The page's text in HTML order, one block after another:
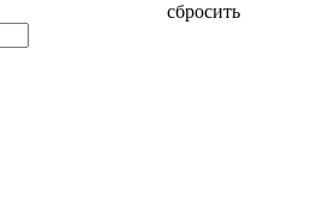
сбросить